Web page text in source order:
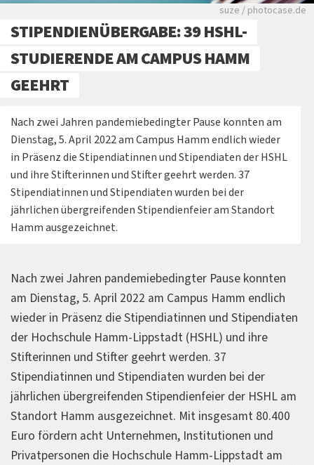
Viele Zeitungen.
suze / photocase.de
STIPENDIENÜBERGABE: 39 HSHL-
STUDIERENDE AM CAMPUS HAMM
GEEHRT
Nach zwei Jahren pandemiebedingter Pause konnten am
Dienstag, 5. April 2022 am Campus Hamm endlich wieder
in Präsenz die Stipendiatinnen und Stipendiaten der HSHL
und ihre Stifterinnen und Stifter geehrt werden. 37
Stipendiatinnen und Stipendiaten wurden bei der
jährlichen übergreifenden Stipendienfeier am Standort
Hamm ausgezeichnet.
Nach zwei Jahren pandemiebedingter Pause konnten
am Dienstag, 5. April 2022 am Campus Hamm endlich
wieder in Präsenz die Stipendiatinnen und Stipendiaten
der Hochschule Hamm-Lippstadt (HSHL) und ihre
Stifterinnen und Stifter geehrt werden. 37
Stipendiatinnen und Stipendiaten wurden bei der
jährlichen übergreifenden Stipendienfeier der HSHL am
Standort Hamm ausgezeichnet. Mit insgesamt 80.400
Euro fördern acht Unternehmen, Institutionen und
Privatpersonen die Hochschule Hamm-Lippstadt am